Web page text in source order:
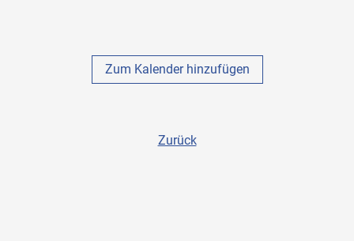
Zum Kalender hinzufügen
Zurück